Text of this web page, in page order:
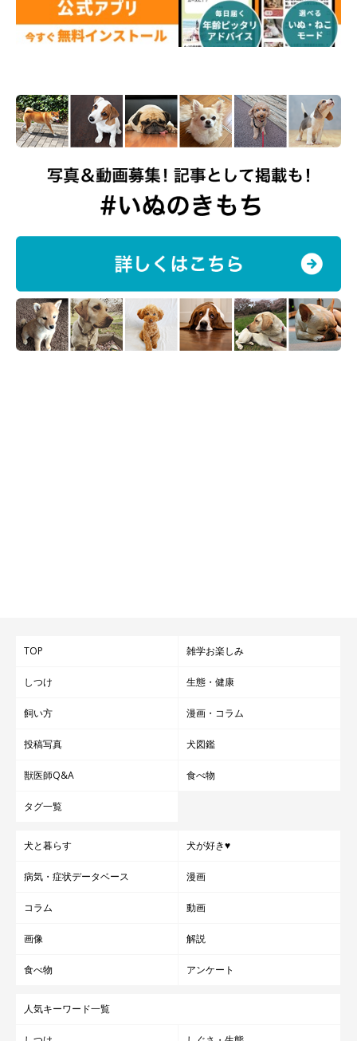
TOP 雑学お楽しみ
しつけ 生態・健康
飼い方 漫画・コラム
投稿写真 犬図鑑
獣医師Q&A 食べ物
タグ一覧
犬と暮らす 犬が好き♥
病気・症状データベース 漫画
コラム 動画
画像 解説
食べ物 アンケート
人気キーワード一覧